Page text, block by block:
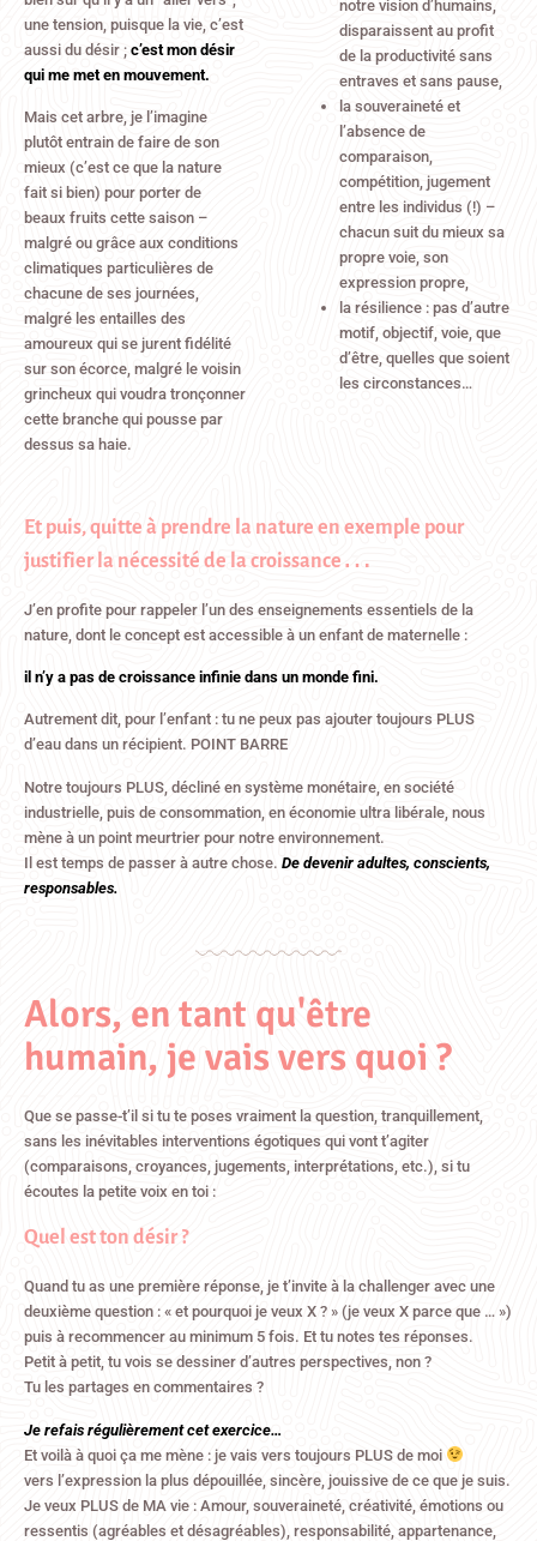
une tension, puisque la vie, c’est
aussi du désir ; c’est mon désir
qui me met en mouvement.
Mais cet arbre, je l’imagine
plutôt entrain de faire de son
mieux (c’est ce que la nature
fait si bien) pour porter de
beaux fruits cette saison –
malgré ou grâce aux conditions
climatiques particulières de
chacune de ses journées,
malgré les entailles des
amoureux qui se jurent fidélité
sur son écorce, malgré le voisin
grincheux qui voudra tronçonner
cette branche qui pousse par
dessus sa haie.
notre vision d’humains,
disparaissent au profit
de la productivité sans
entraves et sans pause,
la souveraineté et
l’absence de
comparaison,
compétition, jugement
entre les individus (!) –
chacun suit du mieux sa
propre voie, son
expression propre,
la résilience : pas d’autre
motif, objectif, voie, que
d’être, quelles que soient
les circonstances…
Et puis, quitte à prendre la nature en exemple pour
justifier la nécessité de la croissance…
J’en profite pour rappeler l’un des enseignements essentiels de la
nature, dont le concept est accessible à un enfant de maternelle :
il n’y a pas de croissance infinie dans un monde fini.
Autrement dit, pour l’enfant : tu ne peux pas ajouter toujours PLUS
d’eau dans un récipient. POINT BARRE
Notre toujours PLUS, décliné en système monétaire, en société
industrielle, puis de consommation, en économie ultra libérale, nous
mène à un point meurtrier pour notre environnement.
Il est temps de passer à autre chose. De devenir adultes, conscients,
responsables.
Alors, en tant qu'être
humain, je vais vers quoi ?
Que se passe-t’il si tu te poses vraiment la question, tranquillement,
sans les inévitables interventions égotiques qui vont t’agiter
(comparaisons, croyances, jugements, interprétations, etc.), si tu
écoutes la petite voix en toi :
Quel est ton désir ?
Quand tu as une première réponse, je t’invite à la challenger avec une
deuxième question : « et pourquoi je veux X ? » (je veux X parce que … »)
puis à recommencer au minimum 5 fois. Et tu notes tes réponses.
Petit à petit, tu vois se dessiner d’autres perspectives, non ?
Tu les partages en commentaires ?
Je refais régulièrement cet exercice…
Et voilà à quoi ça me mène : je vais vers toujours PLUS de moi
vers l’expression la plus dépouillée, sincère, jouissive de ce que je suis.
Je veux PLUS de MA vie : Amour, souveraineté, créativité, émotions ou
ressentis (agréables et désagréables), responsabilité, appartenance,